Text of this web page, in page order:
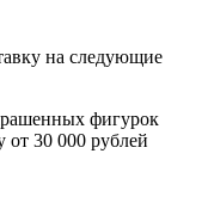
на следующие
фигурок
30 000 рублей